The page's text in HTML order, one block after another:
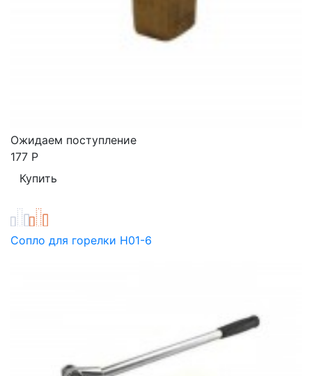
Ожидаем поступление
177 Р
Сопло для горелки H01-6